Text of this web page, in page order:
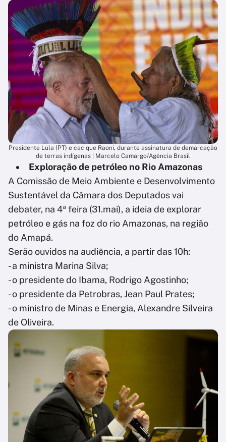
Presidente Lula (PT) e cacique Raoni, durante assinatura de demarcação
de terras indígenas | Marcelo Camargo/Agência Brasil
Exploração de petróleo no Rio Amazonas
A Comissão de Meio Ambiente e Desenvolvimento
Sustentável da Câmara dos Deputados vai
debater, na 4ª feira (31.mai), a ideia de explorar
petróleo e gás na foz do rio Amazonas, na região
do Amapá.
Serão ouvidos na audiência, a partir das 10h:
- a ministra Marina Silva;
- o presidente do Ibama, Rodrigo Agostinho;
- o presidente da Petrobras, Jean Paul Prates;
- o ministro de Minas e Energia, Alexandre Silveira
de Oliveira.